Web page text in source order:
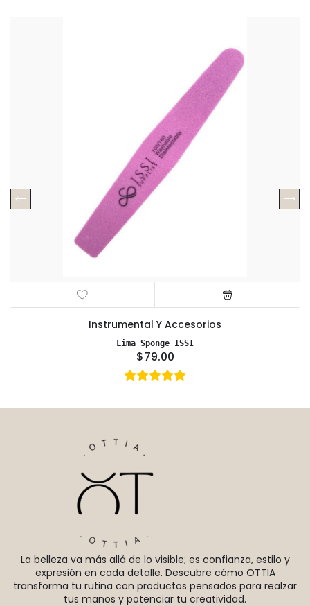
Instrumental Y Accesorios
Lima Sponge ISSI
$79.00
La belleza va más allá de lo visible; es confianza, estilo y
expresión en cada detalle. Descubre cómo OTTIA
transforma tu rutina con productos pensados para realzar
tus manos y potenciar tu creatividad.